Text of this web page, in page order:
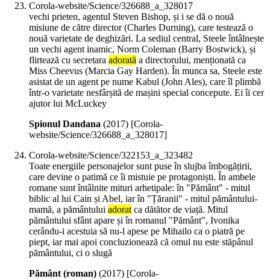
Corola-website/Science/326688_a_328017
vechi prieten, agentul Steven Bishop, și i se dă o nouă
misiune de către director (Charles Durning), care testează o
nouă varietate de deghizări. La sediul central, Steele întâlnește
un vechi agent inamic, Norm Coleman (Barry Bostwick), și
flirtează cu secretara adorată a directorului, menționată ca
Miss Cheevus (Marcia Gay Harden). În munca sa, Steele este
asistat de un agent pe nume Kabul (John Ales), care îl plimbă
într-o varietate nesfârșită de mașini special concepute. Ei îi cer
ajutor lui McLuckey
Spionul Dandana (2017) [Corola-
website/Science/326688_a_328017]
Corola-website/Science/322153_a_323482
Toate energiile personajelor sunt puse în slujba îmbogățirii,
care devine o patimă ce îi mistuie pe protagoniști. În ambele
romane sunt întâlnite mituri arhetipale: în "Pământ" - mitul
biblic al lui Cain și Abel, iar în "Țăranii" - mitul pământului-
mamă, a pământului adoratca dătător de viață. Mitul
pământului sfânt apare și în romanul "Pământ", Ivonika
cerându-i acestuia să nu-l apese pe Mihailo ca o piatră pe
piept, iar mai apoi concluzionează că omul nu este stăpânul
pământului, ci o slugă
Pământ (roman) (2017) [Corola-